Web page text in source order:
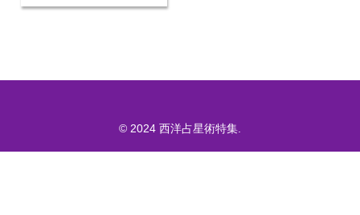
© 2024 西洋占星術特集.